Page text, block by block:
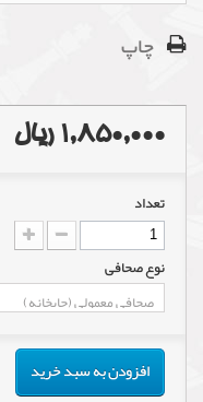
چاپ
1,850,000 ریال
تعداد
نوع صحافی
افزودن به سبد خرید